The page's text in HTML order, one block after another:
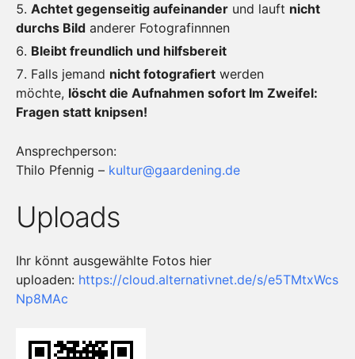
Achtet gegenseitig aufeinander und lauft nicht
durchs Bild anderer Fotografinnnen
Bleibt freundlich und hilfsbereit
Falls jemand nicht fotografiert werden
möchte, löscht die Aufnahmen sofort Im Zweifel:
Fragen statt knipsen!
Ansprechperson:
Thilo Pfennig – kultur@gaardening.de
Uploads
Ihr könnt ausgewählte Fotos hier
uploaden: https://cloud.alternativnet.de/s/e5TMtxWcs
Np8MAc